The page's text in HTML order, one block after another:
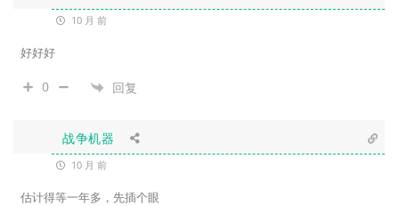
10 月 前
好好好
0 回复
战争机器
10 月 前
估计得等一年多，先插个眼